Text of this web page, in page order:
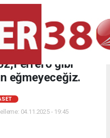
gibi
eğmeyeceğiz.
04.11.2025 - 19:45